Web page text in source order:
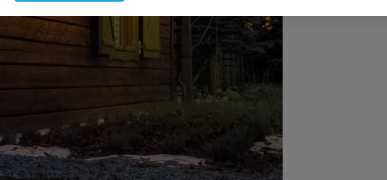
Serwisu.
Kreacja Monika Borkowska, z siedzibą ul. Wiejska 17,
za pośrednictwem tej
.
danych, zażądać ich poprawienia lub usunięcia, zabronić ich
jest możliwe techniczne zrealizowanie Twoich praw w odniesieniu do
umożliwia Ci skasowanie tych plików - w pewnych